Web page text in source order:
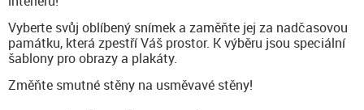
Vyberte svůj oblíbený snímek a zaměňte jej za nadčasovou
památku, která zpestří Váš prostor. K výběru jsou speciální
šablony pro obrazy a plakáty.
Změňte smutné stěny na usměvavé stěny!